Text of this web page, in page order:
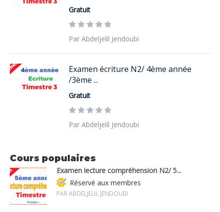
Gratuit
Par Abdeljelil Jendoubi
Examen écriture N2/ 4ème année
/3ème ...
Gratuit
Par Abdeljelil Jendoubi
Cours populaires
Examen lecture compréhension N2/ 5...
Réservé aux membres
PAR ABDELJELIL JENDOUBI